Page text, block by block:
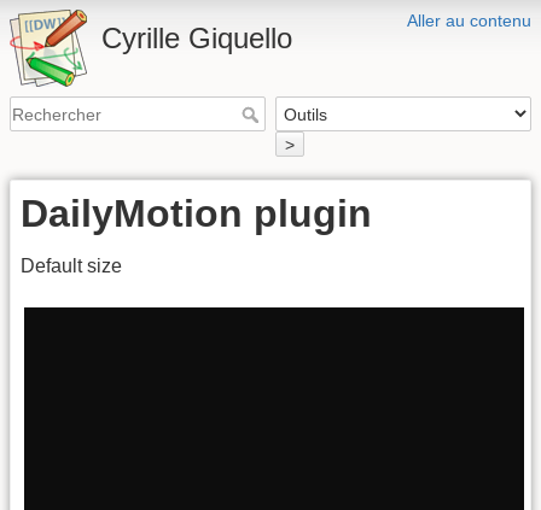
Aller au contenu
Cyrille Giquello
>
DailyMotion plugin
Default size